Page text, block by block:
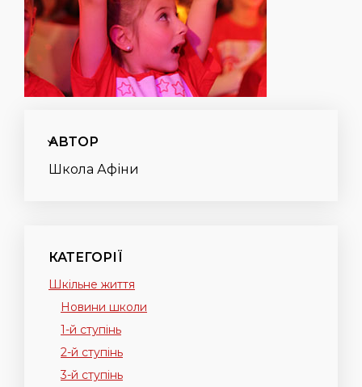
АВТОР
Школа Афіни
КАТЕГОРІЇ
Шкільне життя
Новини школи
1-й ступінь
2-й ступінь
3-й ступінь